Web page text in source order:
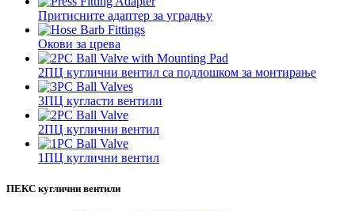
Притисните адаптер за уградњу
Окови за црева
2ПЦ куглични вентил са подлошком за монтирање
3ПЦ кугласти вентили
2ПЦ куглични вентил
1ПЦ куглични вентил
ПЕКС куглични вентили